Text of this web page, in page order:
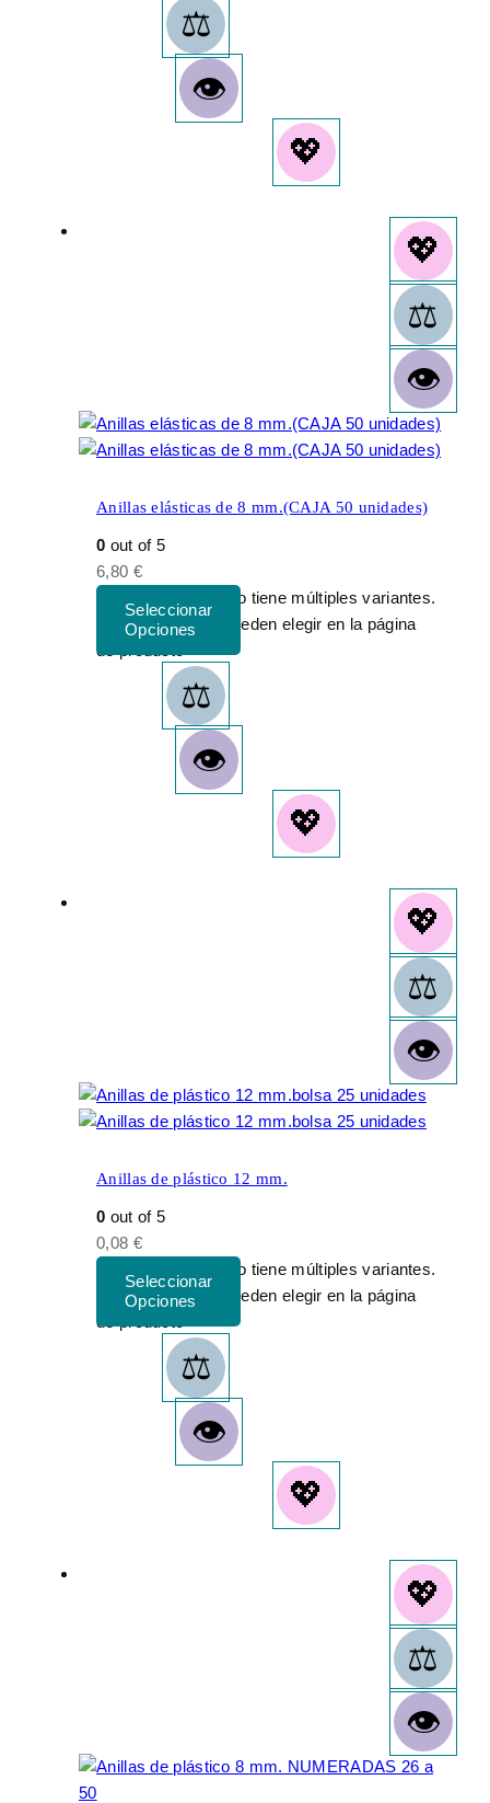
Anillas elásticas de 8 mm.(CAJA 50 unidades)
0 out of 5
6,80 €
Este producto tiene múltiples variantes.
Las opciones se pueden elegir en la página
de producto
Anillas de plástico 12 mm.
0 out of 5
0,08 €
Este producto tiene múltiples variantes.
Las opciones se pueden elegir en la página
de producto